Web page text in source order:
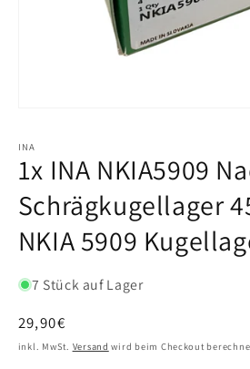
INA
1x INA NKIA5909
Schrägkugellager
NKIA 5909
7 Stück auf Lager
Normaler
Preis
29,90€
inkl. MwSt. Versand wird beim Checkout